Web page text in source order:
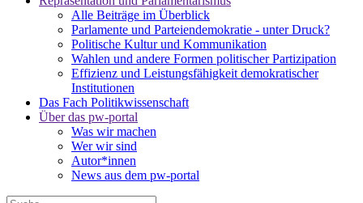
Alle Beiträge im Überblick
Parlamente und Parteiendemokratie - unter Druck?
Politische Kultur und Kommunikation
Wahlen und andere Formen politischer Partizipation
Effizienz und Leistungsfähigkeit demokratischer
Institutionen
Das Fach Politikwissenschaft
Über das pw-portal
Was wir machen
Wer wir sind
Autor*innen
News aus dem pw-portal